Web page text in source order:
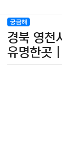
궁금해
경북 영천
유명한곳